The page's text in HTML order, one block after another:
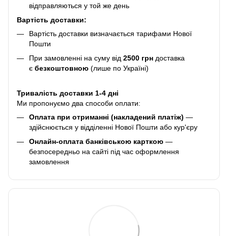
відправляються у той же день
Вартість доставки:
Вартість доставки визначається тарифами Нової
Пошти
При замовленні на суму від 2500 грн доставка
є безкоштовною (лише по Україні)
Тривалість доставки 1-4 дні
Ми пропонуємо два способи оплати:
Оплата при отриманні (накладений платіж) —
здійснюється у відділенні Нової Пошти або кур'єру
Онлайн-оплата банківською карткою —
безпосередньо на сайті під час оформлення
замовлення